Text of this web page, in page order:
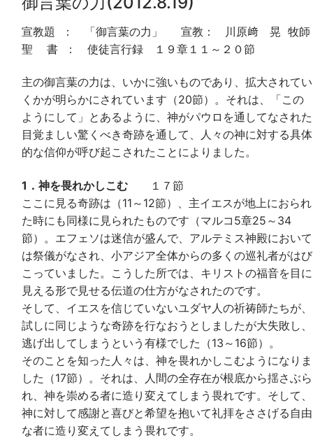
宣教題 ： 「御言葉の力」 宣教： 川原﨑 晃 牧師
聖 書 ： 使徒言行録 １９章１１～２０節
主の御言葉の力は、いかに強いものであり、拡大されてい
くかが明らかにされています（20節）。それは、「この
ようにして」とあるように、神がパウロを通してなされた
目覚ましい驚くべき奇跡を通して、人々の神に対する具体
的な信仰が呼び起こされたことによりました。
1．神を畏れかしこむ １７節
ここに見る奇跡は（11～12節）、主イエスが地上におられ
た時にも同様に見られたものです（マルコ5章25～34
節）。エフェソは迷信が盛んで、アルテミス神殿において
は祭儀がなされ、小アジア全体からの多くの巡礼者がはび
こっていました。こうした所では、キリストの福音を目に
見える形で見せる伝道の仕方がなされたのです。
そして、イエスを信じていないユダヤ人の祈祷師たちが、
試しに同じような奇跡を行なおうとしましたが大失敗し、
逃げ出してしまうという有様でした（13～16節）。
そのことを知った人々は、神を畏れかしこむようになりま
した（17節）。それは、人間の全存在が根底から揺さぶら
れ、神を崇める者に造り変えてしまう畏れです。そして、
神に対して感謝と喜びと希望を抱いて礼拝をささげる自由
な者に造り変えてしまう畏れです。